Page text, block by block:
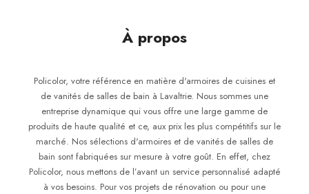
À propos
Policolor, votre référence en matière d'armoires de cuisines et
de vanités de salles de bain à Lavaltrie. Nous sommes une
entreprise dynamique qui vous offre une large gamme de
produits de haute qualité et ce, aux prix les plus compétitifs sur le
marché. Nos sélections d'armoires et de vanités de salles de
bain sont fabriquées sur mesure à votre goût. En effet, chez
Policolor, nous mettons de l’avant un service personnalisé adapté
à vos besoins. Pour vos projets de rénovation ou pour une